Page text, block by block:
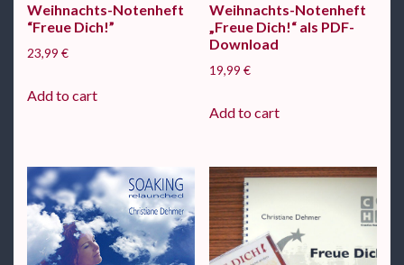
Weihnachts-Notenheft
“Freue Dich!”
23,99 €
Add to cart
Weihnachts-Notenheft
„Freue Dich!“ als PDF-
Download
19,99 €
Add to cart